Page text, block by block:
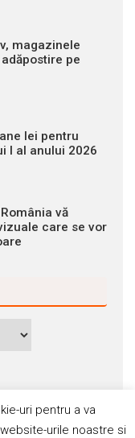
magazinele
pe
lei pentru
I al anului 2026
vă
care se vor
uri pentru a va
urile noastre si